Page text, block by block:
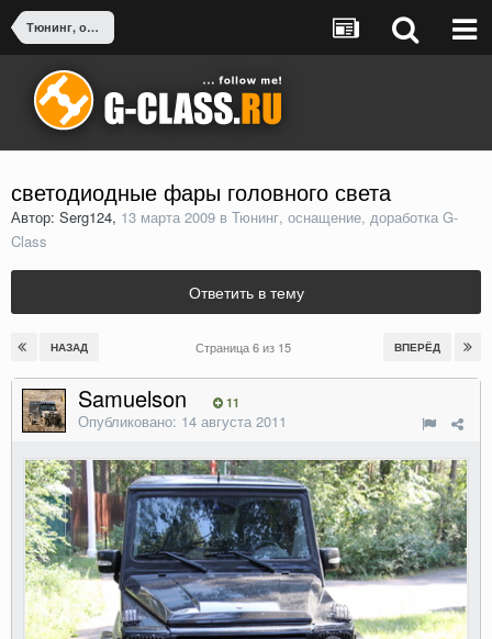
Тюнинг, оснащение, доработка G-Class
светодиодные фары головного света
Автор: Serg124, 13 марта 2009 в Тюнинг, оснащение, доработка G-
Class
Ответить в тему
НАЗАД ВПЕРЁД
Страница 6 из 15
Samuelson 11
Опубликовано: 14 августа 2011